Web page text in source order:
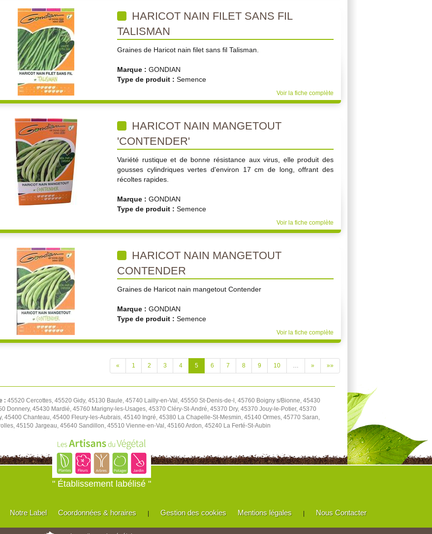
HARICOT NAIN FILET SANS FIL
TALISMAN
Graines de Haricot nain filet sans fil Talisman.
Marque : GONDIAN
Type de produit : Semence
Voir la fiche complète
HARICOT NAIN MANGETOUT
'CONTENDER'
Variété rustique et de bonne résistance aux virus, elle produit des
gousses cylindriques vertes d'environ 17 cm de long, offrant des
récoltes rapides.
Marque : GONDIAN
Type de produit : Semence
Voir la fiche complète
HARICOT NAIN MANGETOUT
CONTENDER
Graines de Haricot nain mangetout Contender
Marque : GONDIAN
Type de produit : Semence
Voir la fiche complète
« 1 2 3 4 5 6 7 8 9 10 … » »»
: 45520 Cercottes, 45520 Gidy, 45130 Baule, 45740 Lailly-en-Val, 45550 St-Denis-de-l, 45760 Boigny s/Bionne, 45430
Donnery, 45430 Mardié, 45760 Marigny-les-Usages, 45370 Cléry-St-André, 45370 Dry, 45370 Jouy-le-Potier, 45370
45400 Chanteau, 45400 Fleury-les-Aubrais, 45140 Ingré, 45380 La Chapelle-St-Mesmin, 45140 Ormes, 45770 Saran,
45150 Jargeau, 45640 Sandillon, 45510 Vienne-en-Val, 45160 Ardon, 45240 La Ferté-St-Aubin
" Établissement labélisé "
Notre Label Coordonnées & horaires Gestion des cookies Mentions légales Nous Contacter